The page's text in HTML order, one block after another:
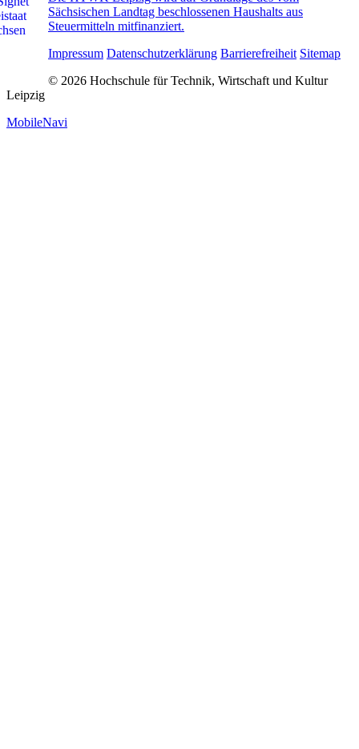
Sächsischen Landtag beschlossenen Haushalts aus
Steuermitteln mitfinanziert.
Impressum Datenschutzerklärung Barrierefreiheit Sitemap
© 2026 Hochschule für Technik, Wirtschaft und Kultur
Leipzig
MobileNavi